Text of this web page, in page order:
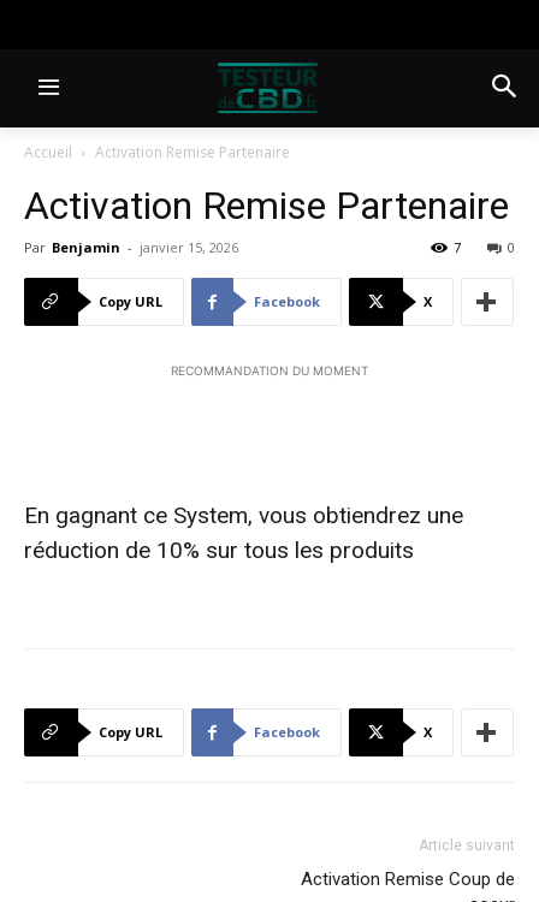
Accueil Activation Remise Partenaire
Activation Remise Partenaire
Par Benjamin - janvier 15, 2026 0
7
Copy URL Facebook X
RECOMMANDATION DU MOMENT
En gagnant ce System, vous obtiendrez une
réduction de 10% sur tous les produits
Copy URL Facebook X
Article suivant
Activation Remise Coup de